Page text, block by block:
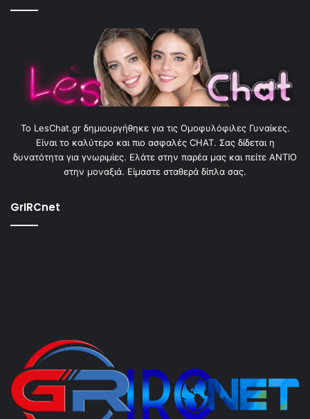
To LesChat.gr δημιουργήθηκε για τις Ομοφυλόφιλες Γυναίκες.
Είναι το καλύτερο και πιο ασφαλές CHAT. Σας δίδεται η
δυνατότητα για γνωριμίες. Ελάτε στην παρέα μας και πείτε ΑΝΤΙΟ
στην μοναξιά. Είμαστε σταθερά δίπλα σας.
GrIRCnet